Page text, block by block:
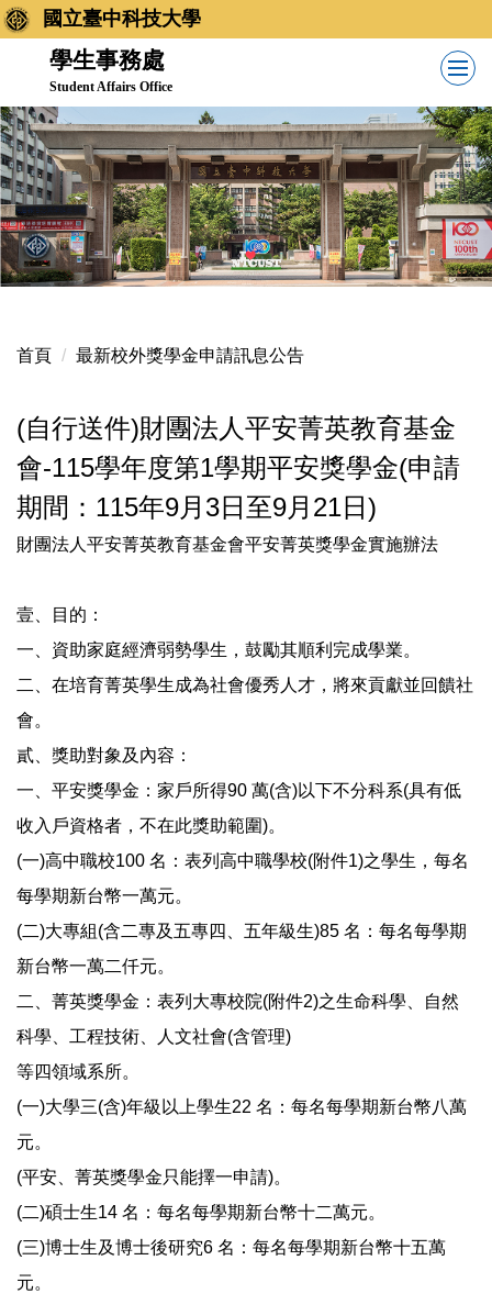
跳
到
內
容
區
國立臺中科技大學
學生事務處
Student Affairs Office
首頁 最新校外獎學金申請訊息公告
(自行送件)財團法人平安菁英教育基金
會-115學年度第1學期平安獎學金(申請
期間：115年9月3日至9月21日)
財團法人平安菁英教育基金會平安菁英獎學金實施辦法
壹、目的：
一、資助家庭經濟弱勢學生，鼓勵其順利完成學業。
二、在培育菁英學生成為社會優秀人才，將來貢獻並回饋社
會。
貳、獎助對象及內容：
一、平安獎學金：家戶所得90 萬(含)以下不分科系(具有低
收入戶資格者，不在此獎助範圍)。
(一)高中職校100 名：表列高中職學校(附件1)之學生，每名
每學期新台幣一萬元。
(二)大專組(含二專及五專四、五年級生)85 名：每名每學期
新台幣一萬二仟元。
二、菁英獎學金：表列大專校院(附件2)之生命科學、自然
科學、工程技術、人文社會(含管理)
等四領域系所。
(一)大學三(含)年級以上學生22 名：每名每學期新台幣八萬
元。
(平安、菁英獎學金只能擇一申請)。
(二)碩士生14 名：每名每學期新台幣十二萬元。
(三)博士生及博士後研究6 名：每名每學期新台幣十五萬
元。